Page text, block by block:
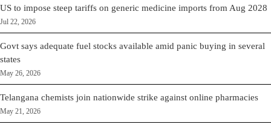
US to impose steep tariffs on generic medicine imports from Aug 2028
Jul 22, 2026
Govt says adequate fuel stocks available amid panic buying in several
states
May 26, 2026
Telangana chemists join nationwide strike against online pharmacies
May 21, 2026